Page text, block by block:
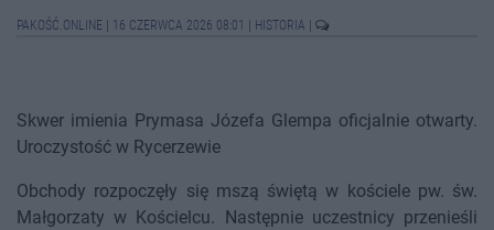
PAKOŚĆ.ONLINE 16 CZERWCA 2026 08:01 HISTORIA
Skwer imienia Prymasa Józefa Glempa oficjalnie otwarty.
Uroczystość w Rycerzewie
Obchody rozpoczęły się mszą świętą w kościele pw. św.
Małgorzaty w Kościelcu. Następnie uczestnicy przenieśli